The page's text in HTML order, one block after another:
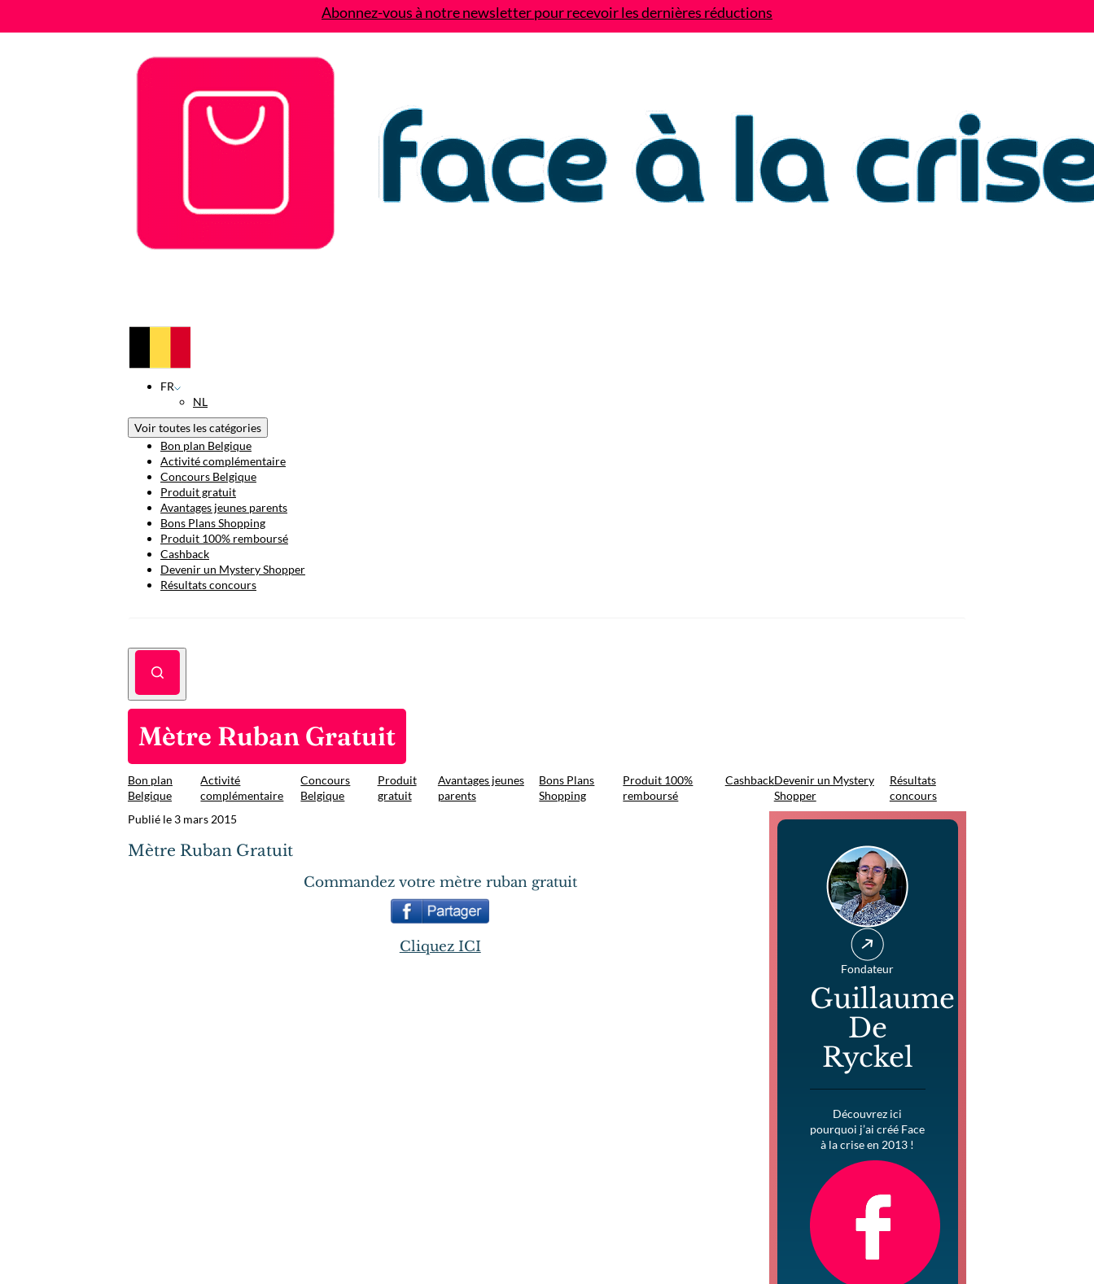
Abonnez-vous à notre newsletter pour recevoir les dernières réductions
FR
NL
Voir toutes les catégories
Bon plan Belgique
Activité complémentaire
Concours Belgique
Produit gratuit
Avantages jeunes parents
Bons Plans Shopping
Produit 100% remboursé
Cashback
Devenir un Mystery Shopper
Résultats concours
Mètre Ruban Gratuit
Bon plan
Belgique
Activité
complémentaire
Concours
Belgique
Produit
gratuit
Avantages jeunes
parents
Bons Plans
Shopping
Produit 100%
remboursé
CashbackDevenir un Mystery
Shopper
Résultats
concours
Publié le 3 mars 2015
Mètre Ruban Gratuit
Commandez votre mètre ruban gratuit
Cliquez ICI
Fondateur
Guillaume
De
Ryckel
Découvrez ici
pourquoi j’ai créé Face
à la crise en 2013 !